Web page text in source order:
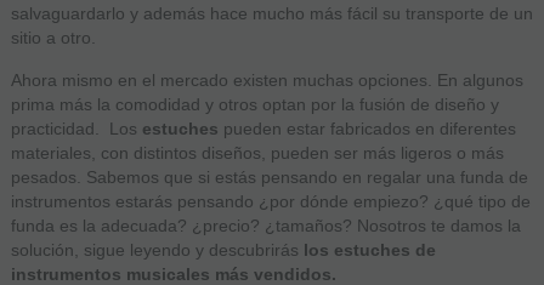
salvaguardarlo y además hace mucho más fácil su transporte de un
sitio a otro.
Ahora mismo en el mercado existen muchas opciones. En algunos
prima más la comodidad y otros optan por la fusión de diseño y
practicidad. Los estuches pueden estar fabricados en diferentes
materiales, con distintos diseños, pueden ser más ligeros o más
pesados. Sabemos que si estás pensando en regalar una funda de
instrumentos estarás pensando ¿por dónde empiezo? ¿qué tipo de
funda es la adecuada? ¿precio? ¿tamaños? Nosotros te damos la
solución, sigue leyendo y descubrirás los estuches de
instrumentos musicales más vendidos.